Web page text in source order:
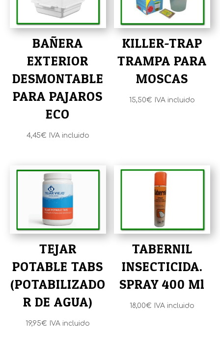
BAÑERA
EXTERIOR
DESMONTABLE
PARA PAJAROS
ECO
4,45€ IVA incluido
KILLER-TRAP
TRAMPA PARA
MOSCAS
15,50€ IVA incluido
TEJAR
POTABLE TABS
(POTABILIZADO
R DE AGUA)
19,95€ IVA incluido
TABERNIL
INSECTICIDA.
SPRAY 400 Ml
18,00€ IVA incluido